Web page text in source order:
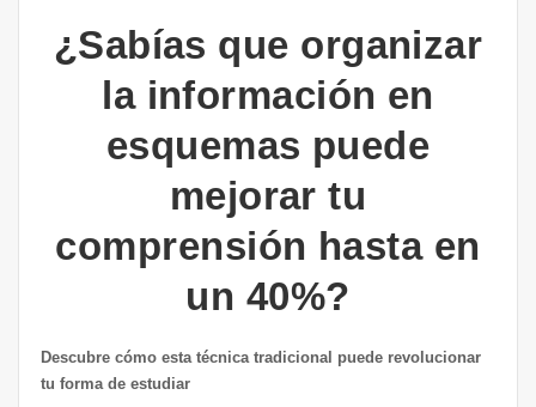
¿Sabías que organizar
la información en
esquemas puede
mejorar tu
comprensión hasta en
un 40%?
Descubre cómo esta técnica tradicional puede revolucionar
tu forma de estudiar